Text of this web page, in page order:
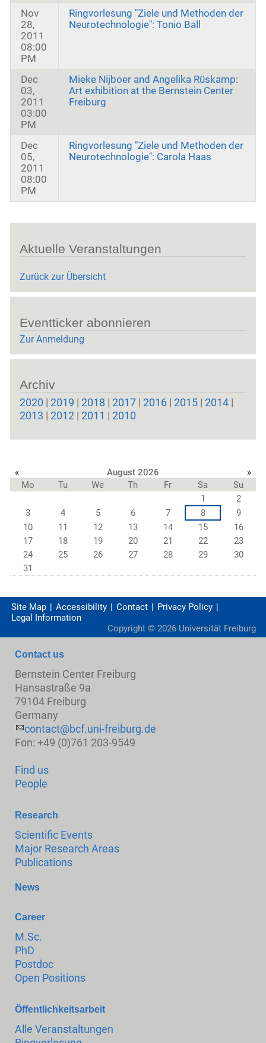
Nov
28,
2011
08:00
PM
Ringvorlesung "Ziele und Methoden der
Neurotechnologie": Tonio Ball
Dec
03,
2011
03:00
PM
Mieke Nijboer and Angelika Rüskamp:
Art exhibition at the Bernstein Center
Freiburg
Dec
05,
2011
08:00
PM
Ringvorlesung "Ziele und Methoden der
Neurotechnologie": Carola Haas
Aktuelle Veranstaltungen
Zurück zur Übersicht
Eventticker abonnieren
Zur Anmeldung
Archiv
2020 | 2019 |2018 |2017 |2016 |2015 |2014 |
2013 |2012 |2011 |2010
« August 2026
»
Mo
Tu We Th Fr Sa
Su
1
2
3
4 5 6 7 8
9
10
11 12 13 14 15
16
17
18 19 20 21 22
23
24
25 26 27 28 29
30
31
Site Map Accessibility Contact
Privacy Policy
Legal Information
Copyright © 2026 Universität Freiburg
Contact us
Bernstein Center Freiburg
Hansastraße 9a
79104 Freiburg
Germany
contact@bcf.uni-freiburg.de
Fon: +49 (0)761 203-9549
Find us
People
Research
Scientific Events
Major Research Areas
Publications
News
Career
M.Sc.
PhD
Postdoc
Open Positions
Öffentlichkeitsarbeit
Alle Veranstaltungen